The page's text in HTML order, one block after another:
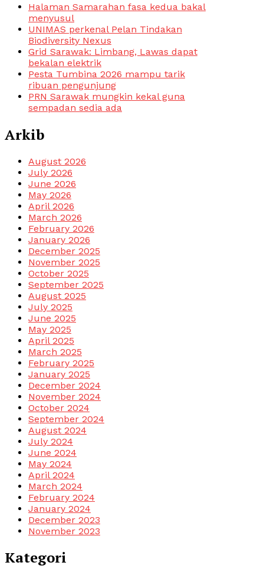
Halaman Samarahan fasa kedua bakal
menyusul
UNIMAS perkenal Pelan Tindakan
Biodiversity Nexus
Grid Sarawak: Limbang, Lawas dapat
bekalan elektrik
Pesta Tumbina 2026 mampu tarik
ribuan pengunjung
PRN Sarawak mungkin kekal guna
sempadan sedia ada
Arkib
August 2026
July 2026
June 2026
May 2026
April 2026
March 2026
February 2026
January 2026
December 2025
November 2025
October 2025
September 2025
August 2025
July 2025
June 2025
May 2025
April 2025
March 2025
February 2025
January 2025
December 2024
November 2024
October 2024
September 2024
August 2024
July 2024
June 2024
May 2024
April 2024
March 2024
February 2024
January 2024
December 2023
November 2023
Kategori